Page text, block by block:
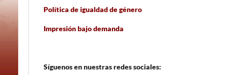
Política de igualdad de género
Impresión bajo demanda
Síguenos en nuestras redes sociales: